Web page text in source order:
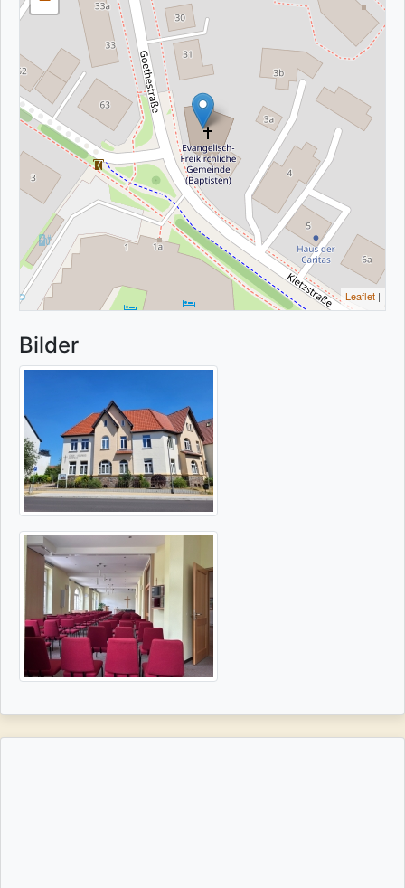
Leaflet |
Bilder